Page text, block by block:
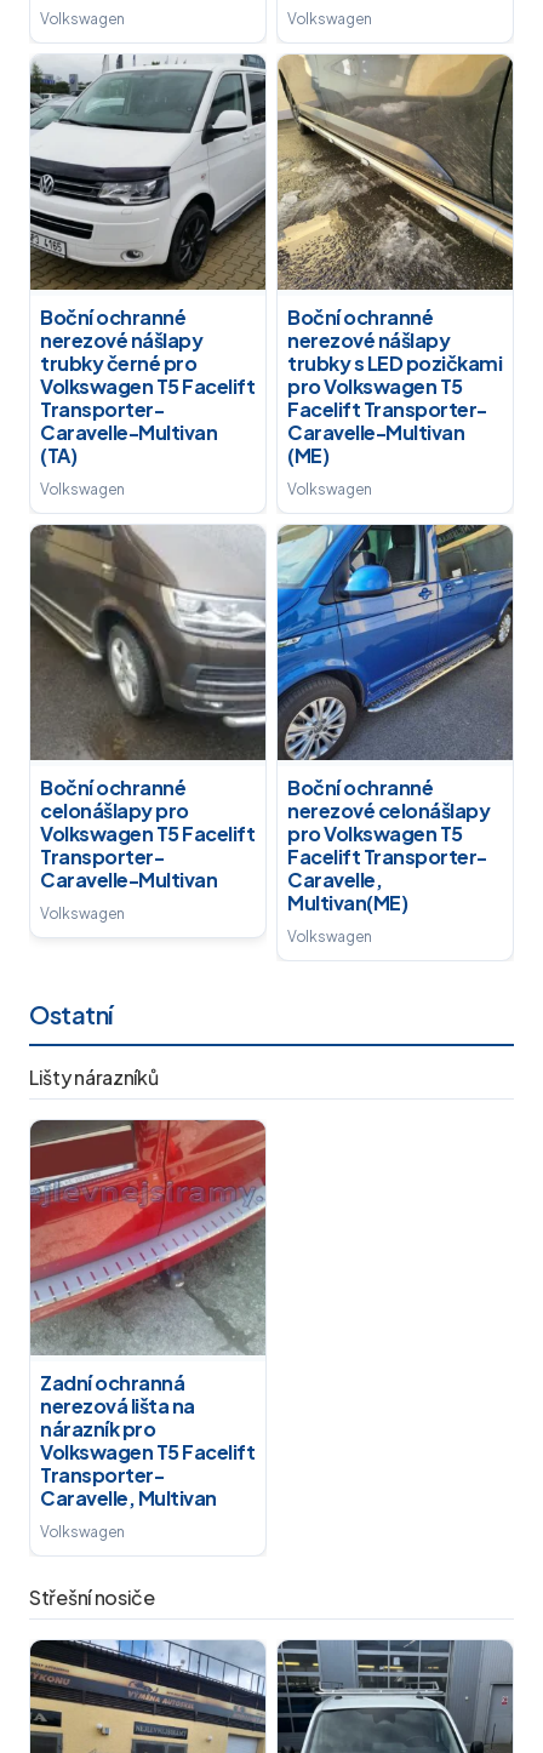
Volkswagen Volkswagen
Boční ochranné
nerezové nášlapy
trubky černé pro
Volkswagen T5 Facelift
Transporter-
Caravelle-Multivan
(TA)
Volkswagen
Boční ochranné
nerezové nášlapy
trubky s LED pozičkami
pro Volkswagen T5
Facelift Transporter-
Caravelle-Multivan
(ME)
Volkswagen
Boční ochranné
celonášlapy pro
Volkswagen T5 Facelift
Transporter-
Caravelle-Multivan
Volkswagen
Boční ochranné
nerezové celonášlapy
pro Volkswagen T5
Facelift Transporter-
Caravelle,
Multivan(ME)
Volkswagen
Ostatní
Lišty nárazníků
Zadní ochranná
nerezová lišta na
nárazník pro
Volkswagen T5 Facelift
Transporter-
Caravelle, Multivan
Volkswagen
Střešní nosiče